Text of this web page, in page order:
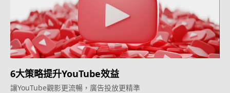
6大策略提升YouTube效益
讓YouTube觀影更流暢，廣告投放更精準